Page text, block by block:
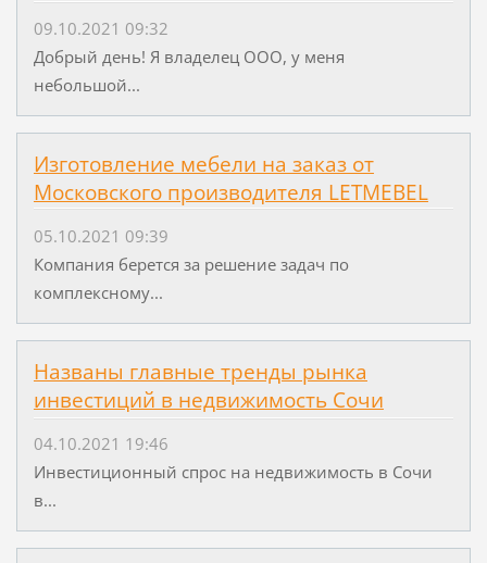
09.10.2021 09:32
Добрый день! Я владелец ООО, у меня
небольшой...
Изготовление мебели на заказ от
Московского производителя LETMEBEL
05.10.2021 09:39
Компания берется за решение задач по
комплексному...
Названы главные тренды рынка
инвестиций в недвижимость Сочи
04.10.2021 19:46
Инвестиционный спрос на недвижимость в Сочи
в...